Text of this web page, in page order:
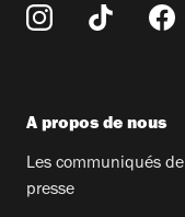
A propos de nous
Les communiqués de
presse